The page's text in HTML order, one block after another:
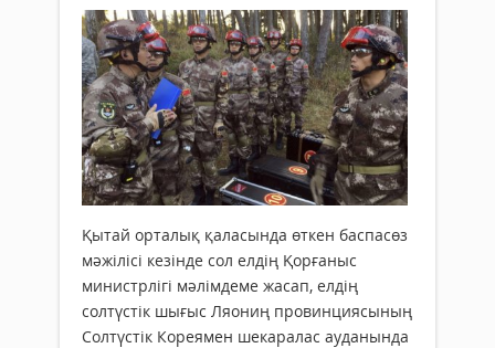
Қытай орталық қаласында өткен баспасөз
мәжілісі кезінде сол елдің Қорғаныс
министрлігі мәлімдеме жасап, елдің
солтүстік шығыс Ляониң провинциясының
Солтүстік Кореямен шекаралас ауданында